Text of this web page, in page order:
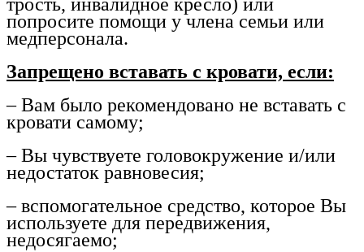
попросите помощи у члена семьи или
медперсонала.
Запрещено вставать с кровати, если:
– Вам было рекомендовано не вставать с
кровати самому;
– Вы чувствуете головокружение и/или
недостаток равновесия;
– вспомогательное средство, которое Вы
используете для передвижения,
недосягаемо;